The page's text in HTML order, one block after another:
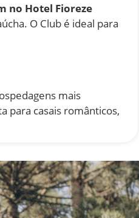
no Hotel Fioreze
O Club é ideal para
mais
para casais românticos,